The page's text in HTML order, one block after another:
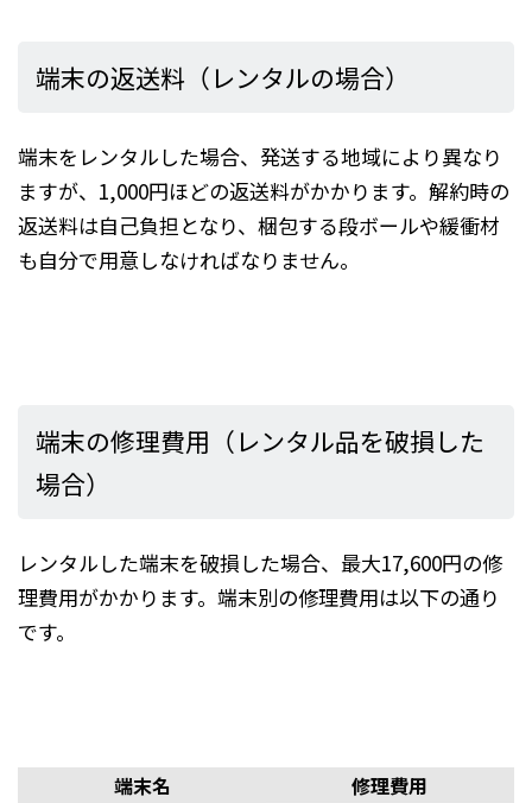
端末の返送料（レンタルの場合）
端末をレンタルした場合、発送する地域により異なり
ますが、1,000円ほどの返送料がかかります。解約時の
返送料は自己負担となり、梱包する段ボールや緩衝材
も自分で用意しなければなりません。
端末の修理費用（レンタル品を破損した
場合）
レンタルした端末を破損した場合、最大17,600円の修
理費用がかかります。端末別の修理費用は以下の通り
です。
端末名
修理費用